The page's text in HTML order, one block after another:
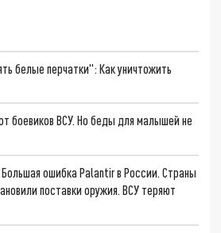
белые перчатки": Как уничтожить
боевиков ВСУ. Но беды для малышей не
ошибка Palantir в России. Страны
поставки оружия. ВСУ теряют